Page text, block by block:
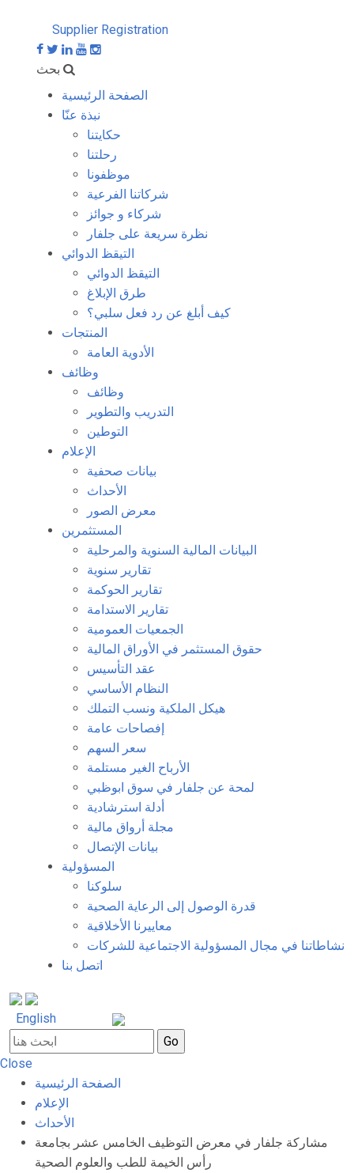
Supplier Registration
بحث
الصفحة الرئيسية
نبذة عنّا
حكايتنا
رحلتنا
موظفونا
شركاتنا الفرعية
شركاء و جوائز
نظرة سريعة على جلفار
التيقظ الدوائي
التيقظ الدوائي
طرق الإبلاغ
كيف أبلغ عن رد فعل سلبي؟
المنتجات
الأدوية العامة
وظائف
وظائف
التدريب والتطوير
التوطين
الإعلام
بيانات صحفية
الأحداث
معرض الصور
المستثمرين
البيانات المالية السنوية والمرحلية
تقارير سنوية
تقارير الحوكمة
تقارير الاستدامة
الجمعيات العمومية
حقوق المستثمر في الأوراق المالية
عقد التأسيس
النظام الأساسي
هيكل الملكية ونسب التملك
إفصاحات عامة
سعر السهم
الأرباح الغير مستلمة
لمحة عن جلفار في سوق ابوظبي
أدلة استرشادية
مجلة أرواق مالية
بيانات الإتصال
المسؤولية
سلوكنا
قدرة الوصول إلى الرعاية الصحية
معاييرنا الأخلاقية
نشاطاتنا في مجال المسؤولية الاجتماعية للشركات
اتصل بنا
English
Close
الصفحة الرئيسية
الإعلام
الأحداث
مشاركة جلفار في معرض التوظيف الخامس عشر بجامعة
رأس الخيمة للطب والعلوم الصحية